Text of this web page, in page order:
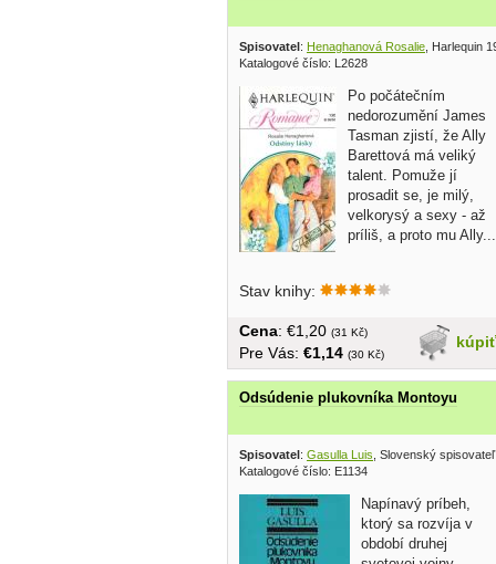
Spisovatel : Henaghanová Rosalie , Harlequin
Katalogové číslo: L2628
Po počátečním
nedorozumění James
Tasman zjistí, že Ally
Barettová má veliký
talent. Pomuže jí
prosadit se, je milý,
velkorysý a sexy - až
príliš, a proto mu Ally...
Stav knihy:
kúpiť
Cena: €1,20 (31 Kč)
Pre Vás: €1,14 (30 Kč)
Odsúdenie plukovníka Montoyu
Spisovatel: Gasulla Luis , Slovenský
Katalogové číslo: E1134
Napínavý príbeh,
ktorý sa rozvíja v
období druhej